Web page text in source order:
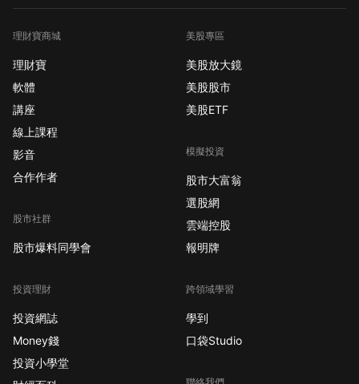
理財寶商城
理財寶
軟體
講座
線上課程
影音
合作作者
股市社群
股市爆料同學會
投資理財
投資網誌
Money錢
投資小學堂
美股專區
美股放大鏡
美股股市
美股ETF
模擬投資
股市大富翁
選股網
雲端控股
報明牌
跨領域學習
學到
口袋Studio